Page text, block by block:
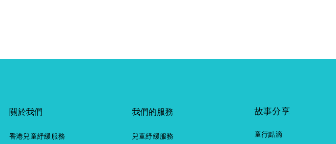
關於我們
香港兒童紓緩服務
我們的服務
兒童紓緩服務
故事分享
童行點滴